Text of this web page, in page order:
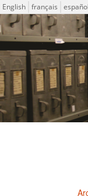
Idioma
English français español
ICA-